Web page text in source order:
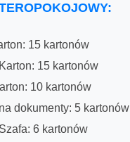
15 kartonów
15 kartonów
10 kartonów
dokumenty: 5 kartonów
6 kartonów